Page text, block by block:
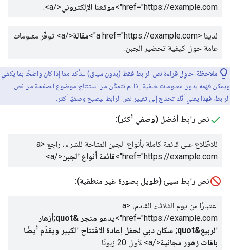
href="https://example.com">
موقعنا الإلكتروني</a>
.
لدينا <a href="https://example.com"> مقالة</a>
توفّر معلومات
عامة حول كيفية تحضير الجبن.
ملاحظة: حاوِل قراءة نص الرابط فقط (بدون سياق) للتأكد مما إذا كان واضحًا بما يكفي
ويمكن فهمه بدون معلومات خلفية. إذا لم تتمكّن من استنتاج موضوع الصفحة من نص
الرابط، فهذا يعني أنّك تحتاج إلى تغيير نص الرابط ليصبح وصفيًا أكثر.
نص رابط أفضل (وصفي أكثر):
للاطّلاع على قائمة كاملة بأنواع الجبن المتاحة للشراء، راجِع
<a
href="https://example.com">
قائمة أنواع الجبن</a>
.
نص رابط سيئ (طويل بصورة غير منطقية):
اعتبارًا من يوم الثلاثاء القادم،
<a
href="https://example.com">
يدعو متجر &quot;أزهار
الربيع&quot; سكان دبي لحفل إعادة الافتتاح الكبير ويقدّم أيضًا
باقات زهور مجانية</a> لأول 20 زبونًا.